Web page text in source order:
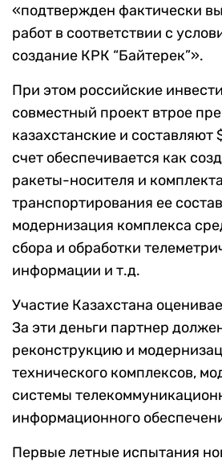
«подтвержден фактически
работ в соответствии с
создание КРК “Байтерек”».
При этом российские
совместный проект втрое
казахстанские и составляют
счет обеспечивается как
ракеты-носителя и
транспортирования ее
модернизация комплекса
сбора и обработки
информации и т.д.
Участие Казахстана
За эти деньги партнер
реконструкцию и
технического комплексов,
системы
информационного
Первые летные испытания